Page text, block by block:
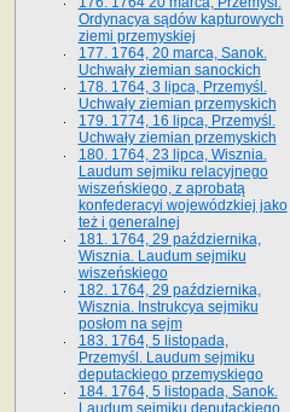
Ordynacya sądów kapturowych
ziemi przemyskiej
177. 1764, 20 marca, Sanok.
Uchwały ziemian sanockich
178. 1764, 3 lipca, Przemyśl.
Uchwały ziemian przemyskich
179. 1774, 16 lipca, Przemyśl.
Uchwały ziemian przemyskich
180. 1764, 23 lipca, Wisznia.
Laudum sejmiku relacyjnego
wiszeńskiego, z aprobatą
konfederacyi wojewódzkiej jako
też i generalnej
181. 1764, 29 października,
Wisznia. Laudum sejmiku
wiszeńskiego
182. 1764, 29 października,
Wisznia. Instrukcya sejmiku
posłom na sejm
183. 1764, 5 listopada,
Przemyśl. Laudum sejmiku
deputackiego przemyskiego
184. 1764, 5 listopada, Sanok.
Laudum sejmiku deputackiego